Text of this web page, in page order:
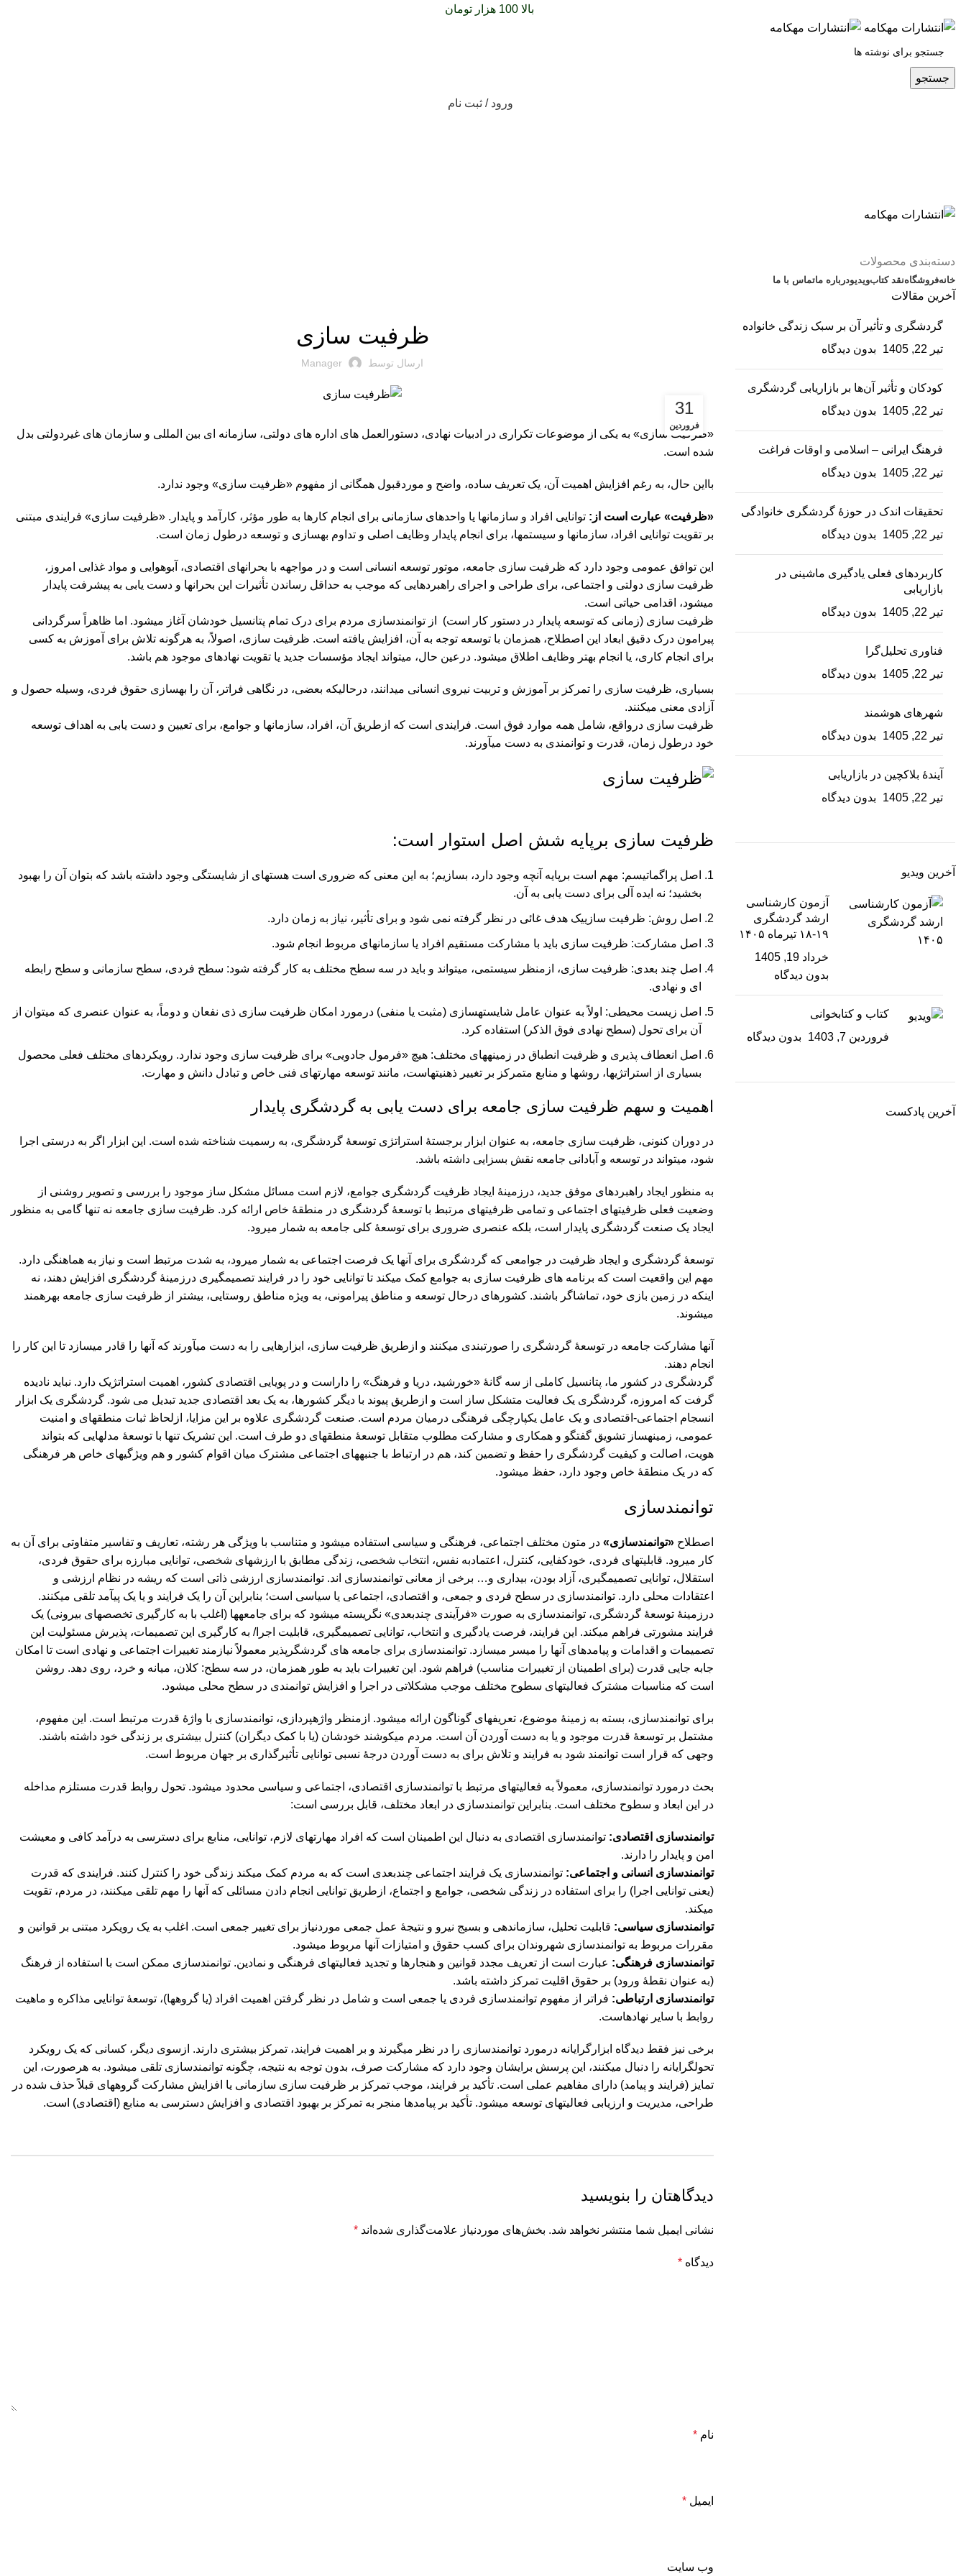
بالا 100 هزار تومان
جستجو
ورود / ثبت نام
دسته‌بندی محصولات
خانهفروشگاهنقد کتابویدیودرباره‌ ماتماس با ما
ظرفیت‏ سازی
ارسال توسط Manager
31
فروردین
«ظرفیت‏ سازی» به یکی از موضوعات تکراری در ادبیات نهادی، دستورالعمل‏ های اداره ‏های دولتی، سازمان‏ه ای بین ‏المللی و سازمان‏ های غیردولتی بدل
شده است.
بااین حال، به رغم افزایش اهمیت آن، یک تعریف ساده، واضح و موردقبول همگانی از مفهوم «ظرفیت‏ سازی» وجود ندارد.
«ظرفیت» عبارت است از: توانایی افراد و سازمان‏ها یا واحدهای سازمانی برای انجام کارها به طور مؤثر، کارآمد و پایدار. «ظرفیت‏ سازی» فرایندی مبتنی
بر تقویت توانایی افراد، سازمان‏ها و سیستم‏ها، برای انجام پایدار وظایف اصلی و تداوم بهسازی و توسعه درطول زمان است.
این توافق عمومی وجود دارد که ظرفیت‏ سازی جامعه، موتور توسعه انسانی است و در مواجهه با بحران‏های اقتصادی، آب‏وهوایی و مواد غذایی امروز،
ظرفیت‏ سازی دولتی و اجتماعی، برای طراحی و اجرای راهبردهایی که موجب به حداقل رساندن تأثیرات این بحران‏ها و دست یابی به پیشرفت پایدار
می‏شود، اقدامی حیاتی است.
ظرفیت‏ سازی (زمانی که توسعه پایدار در دستور کار است) ‏ از توانمندسازی مردم برای درک تمام پتانسیل خودشان آغاز می‏شود. اما ظاهراً سرگردانی
پیرامون درک دقیق ابعاد این اصطلاح، همزمان با توسعه توجه به آن، افزایش یافته است. ظرفیت‏ سازی، ‏اصولاً، به هرگونه تلاش برای آموزش به کسی
برای انجام کاری، یا انجام بهتر وظایف اطلاق می‏شود. درعین حال، می‏تواند ایجاد مؤسسات جدید یا تقویت نهادهای موجود هم باشد.
بسیاری، ظرفیت‏ سازی را تمرکز بر آموزش و تربیت نیروی انسانی می‏دانند، درحالی‏که بعضی، در نگاهی فراتر، آن را بهسازی حقوق فردی، وسیله حصول و
آزادی معنی می‏کنند.
ظرفیت‏ سازی درواقع، شامل همه موارد فوق است. فرایندی است که ازطریق آن، افراد، سازمان‏ها و جوامع، برای تعیین و دست یابی به اهداف توسعه
خود درطول زمان، قدرت و توانمندی به دست می‏آورند.
ظرفیت‏ سازی برپایه شش اصل استوار است:
اصل پراگماتیسم: مهم است برپایه آنچه وجود دارد، بسازیم؛ به این معنی که ضروری است هسته‏ای از شایستگی وجود داشته باشد که بتوان آن را بهبود
بخشید؛ نه ایده آلی برای دست یابی به آن.
اصل روش: ظرفیت‏ سازییک هدف غائی در نظر گرفته نمی شود و برای تأثیر، نیاز به زمان دارد.
اصل مشارکت: ‏ظرفیت‏ سازی باید با مشارکت مستقیم افراد یا سازمان‏های مربوط انجام شود.
اصل چند بعدی: ‏ظرفیت‏ سازی، ازمنظر سیستمی، ‏می‏تواند و باید در سه سطح مختلف به کار گرفته شود: سطح فردی، سطح سازمانی و سطح رابطه
ای و نهادی.
اصل زیست‏ محیطی: اولاً به عنوان عامل شایسته‏سازی (مثبت یا منفی) درمورد امکان ظرفیت سازی ذی نفعان و دوماً، به عنوان عنصری که می‏توان از
آن برای تحول (سطح نهادی فوق الذکر) استفاده کرد.
اصل انعطاف پذیری و ظرفیت انطباق در زمینه‏های مختلف: هیچ «فرمول جادویی» برای ظرفیت‏ سازی وجود ندارد. رویکردهای مختلف فعلی محصول
بسیاری از استراتژی‏ها، روش‏ها و منابع متمرکز بر تغییر ذهنیت‏هاست، مانند توسعه مهارت‏های فنی خاص و تبادل دانش و مهارت.
اهمیت و سهم ظرفیت‏ سازی جامعه برای دست یابی به گردشگری پایدار
در دوران کنونی، ‏ظرفیت‏ سازی جامعه، به عنوان ابزار برجستۀ استراتژی توسعۀ گردشگری، به رسمیت شناخته شده است. این ابزار اگر به درستی اجرا
شود، ‏می‏تواند در توسعه و آبادانی جامعه نقش بسزایی داشته باشد.
به منظور ایجاد راهبردهای موفق جدید، درزمینۀ ایجاد ظرفیت گردشگری جوامع، لازم است مسائل مشکل ‏ساز موجود را بررسی و تصویر روشنی از
وضعیت فعلی ظرفیت‏های اجتماعی و تمامی ظرفیت‏های مرتبط با توسعۀ گردشگری در منطقۀ خاص ارائه کرد. ‏ظرفیت‏ سازی جامعه نه تنها گامی به منظور
ایجاد یک صنعت گردشگری پایدار است، بلکه عنصری ضروری برای توسعۀ کلی جامعه به شمار می‏رود.
توسعۀ گردشگری و ایجاد ظرفیت در جوامعی که گردشگری برای آنها یک فرصت اجتماعی به شمار ‏می‏رود، به شدت مرتبط است و نیاز به هماهنگی دارد.
مهم این واقعیت است که برنامه‏ های ظرفیت‏ سازی به جوامع کمک ‏می‏کند تا توانایی خود را در فرایند تصمیم‏گیری درزمینۀ گردشگری افزایش دهند، نه
اینکه در زمین بازی خود، تماشاگر باشند. کشورهای درحال توسعه و مناطق پیرامونی، به ویژه مناطق روستایی، بیشتر از ظرفیت‏ سازی جامعه بهره‏مند
‏می‏شوند.
آنها مشارکت جامعه در توسعۀ گردشگری را صورت‏بندی ‏می‏کنند و ازطریق ظرفیت‏ سازی، ابزارهایی را به دست ‏می‏آورند که آنها را قادر ‏می‏سازد تا این کار را
انجام دهند.
گردشگری در کشور ما، پتانسیل کاملی از سه گانۀ «خورشید، دریا و فرهنگ» را داراست و در پویایی اقتصادی کشور، اهمیت استراتژیک دارد. نباید نادیده
گرفت که امروزه، گردشگری یک فعالیت متشکل ساز است و ازطریق پیوند با دیگر کشورها، به یک بعد اقتصادی جدید تبدیل می شود. گردشگری یک ابزار
انسجام اجتماعی-اقتصادی و یک عامل یکپارچگی فرهنگی درمیان مردم است. صنعت گردشگری علاوه بر این مزایا، ازلحاظ ثبات منطقه‏ای و امنیت
عمومی، زمینه‏ساز تشویق گفتگو و همکاری و مشارکت مطلوب متقابل توسعۀ منطقه‏ای دو طرف ‏است. این تشریک تنها با توسعۀ مدل‏هایی که بتواند
هویت، اصالت و کیفیت گردشگری را حفظ و تضمین کند، هم در ارتباط با جنبه‏های اجتماعی مشترک میان اقوام کشور و هم ویژگی‏های خاص هر فرهنگی
که در یک منطقۀ خاص وجود دارد، حفظ ‏می‏شود.
توانمندسازی
اصطلاح «توانمندسازی» در متون مختلف اجتماعی، فرهنگی و سیاسی استفاده می‏شود و متناسب با ویژگی هر رشته، تعاریف و تفاسیر متفاوتی برای آن به
کار می‏رود. قابلیت‏های فردی، خودکفایی، کنترل، اعتمادبه نفس، انتخاب شخصی، زندگی مطابق با ارزش‏های شخصی، توانایی مبارزه برای حقوق فردی،
استقلال، توانایی تصمیم‏گیری، آزاد بودن، بیداری و… برخی از معانی توانمندسازی اند. توانمندسازی ارزشی ذاتی است که ریشه در نظام ارزشی و
اعتقادات محلی دارد. توانمندسازی در سطح فردی و جمعی، و اقتصادی، اجتماعی یا سیاسی است؛ بنابراین آن را یک فرایند و یا یک پی‏آمد تلقی می‏کنند.
درزمینۀ توسعۀ گردشگری، توانمندسازی به صورت «فرآیندی چندبعدی» ‏نگریسته می‏شود که برای جامعه‏ها (اغلب با به کارگیری تخصص‏های بیرونی) یک
فرایند مشورتی فراهم می‏کند. این فرایند، فرصت یادگیری و انتخاب، توانایی تصمیم‏گیری، قابلیت اجرا/ به کارگیری این تصمیمات، پذیرش مسئولیت این
تصمیمات و اقدامات و پیامدهای آنها را میسر می‏سازد. توانمندسازی برای جامعه‏ های گردشگرپذیر معمولاً نیازمند تغییرات اجتماعی و نهادی است تا امکان
جابه جایی قدرت (برای اطمینان از تغییرات مناسب) فراهم شود. این تغییرات باید به طور همزمان، در سه سطح: کلان، میانه و خرد، روی دهد. روشن
است که مناسبات مشترک فعالیت‏های سطوح مختلف موجب مشکلاتی در اجرا و افزایش توانمندی در سطح محلی می‏شود.
برای توانمندسازی، بسته به زمینۀ موضوع، تعریف‏های گوناگون ارائه می‏شود. ازمنظر واژه‏پردازی، توانمندسازی با واژۀ قدرت مرتبط است. این مفهوم،
مشتمل بر توسعۀ قدرت موجود و یا به دست آوردن آن است. مردم می‏کوشند خودشان (یا با کمک دیگران) کنترل بیشتری بر زندگی خود داشته باشند.
وجهی که قرار است توانمند شود به فرایند و تلاش برای به دست آوردن درجۀ نسبی توانایی تأثیرگذاری بر جهان مربوط است.
بحث درمورد توانمندسازی، معمولاً به فعالیت‏های مرتبط با توانمندسازی اقتصادی، اجتماعی و سیاسی محدود می‏شود. تحول روابط قدرت مستلزم مداخله
در این ابعاد و سطوح مختلف است. بنابراین توانمندسازی در ابعاد مختلف، قابل بررسی است:
توانمندسازی اقتصادی: توانمندسازی اقتصادی به دنبال این اطمینان است که افراد مهارت‏های لازم، توانایی، منابع برای دسترسی به درآمد کافی و معیشت
امن و پایدار را دارند.
توانمندسازی انسانی و اجتماعی: توانمندسازی یک فرایند اجتماعی چندبعدی است که به مردم کمک می‏کند زندگی خود را کنترل کنند. فرایندی که قدرت
(یعنی توانایی اجرا) را برای استفاده در زندگی شخصی، جوامع و اجتماع، ازطریق توانایی انجام دادن مسائلی که آنها را مهم تلقی می‏کنند، در مردم، تقویت
می‏کند.
توانمندسازی سیاسی: قابلیت تحلیل، سازماندهی و بسیج نیرو و نتیجۀ عمل جمعی موردنیاز برای تغییر جمعی است. اغلب به یک رویکرد مبتنی بر قوانین و
مقررات مربوط به توانمندسازی شهروندان برای کسب حقوق و امتیازات آنها مربوط می‏شود.
توانمندسازی فرهنگی: عبارت است از تعریف مجدد قوانین و هنجارها و تجدید فعالیت‏های فرهنگی و نمادین. توانمندسازی ممکن است با استفاده از فرهنگ
(به عنوان نقطۀ ورود) بر حقوق اقلیت تمرکز داشته باشد.
توانمندسازی ارتباطی: فراتر از مفهوم توانمندسازی فردی یا جمعی است و شامل در نظر گرفتن اهمیت افراد (یا گروه‏ها)، توسعۀ توانایی مذاکره و ماهیت
روابط با سایر نهادهاست.
برخی نیز فقط دیدگاه ابزارگرایانه درمورد توانمندسازی را در نظر می‏گیرند و بر اهمیت فرایند، تمرکز بیشتری دارند. ازسوی دیگر، کسانی که یک رویکرد
تحول‏گرایانه را دنبال می‏کنند، این پرسش برایشان وجود دارد که مشارکت صرف، بدون توجه به نتیجه، چگونه توانمندسازی تلقی می‏شود. به هرصورت، این
تمایز (فرایند و پیامد) دارای مفاهیم عملی است. تأکید بر فرایند، موجب تمرکز بر ظرفیت‏ سازی سازمانی یا افزایش مشارکت گروه‏های قبلاً حذف شده در
طراحی، مدیریت و ارزیابی فعالیت‏های توسعه می‏شود. تأکید بر پیامدها منجر به تمرکز بر بهبود اقتصادی و افزایش دسترسی به منابع (اقتصادی) است‏.
دیدگاهتان را بنویسید
نشانی ایمیل شما منتشر نخواهد شد. بخش‌های موردنیاز علامت‌گذاری شده‌اند *
دیدگاه *
نام *
ایمیل *
وب‌ سایت
آخرین مقالات
گردشگری و تأثیر آن بر سبک زندگی خانواده
تیر 22, 1405
بدون دیدگاه
کودکان و تأثیر آن‌ها بر بازاریابی گردشگری
تیر 22, 1405
بدون دیدگاه
فرهنگ ایرانی – اسلامی و اوقات فراغت
تیر 22, 1405
بدون دیدگاه
تحقیقات اندک در حوزۀ گردشگری خانوادگی
تیر 22, 1405
بدون دیدگاه
کاربردهای فعلی یادگیری ماشینی در
بازاریابی
تیر 22, 1405
بدون دیدگاه
فناوری تحلیل‌گرا
تیر 22, 1405
بدون دیدگاه
شهرهای هوشمند
تیر 22, 1405
بدون دیدگاه
آیندۀ بلاکچین در بازاریابی
تیر 22, 1405
بدون دیدگاه
آخرین ویدیو
آزمون کارشناسی
ارشد گردشگری
۱۹-۱۸ تیرماه ۱۴۰۵
خرداد 19, 1405
بدون دیدگاه
کتاب و کتابخوانی
فروردین 7, 1403
بدون دیدگاه
آخرین پادکست